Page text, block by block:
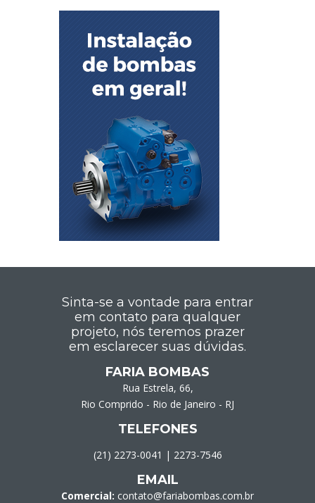
Sinta-se a vontade para entrar
em contato para qualquer
projeto, nós teremos prazer
em esclarecer suas dúvidas.
FARIA BOMBAS
Rua Estrela, 66,
Rio Comprido - Rio de Janeiro - RJ
TELEFONES
(21) 2273-0041 | 2273-7546
EMAIL
Comercial: contato@fariabombas.com.br